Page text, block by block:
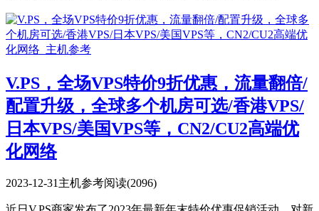
V.PS，全场VPS特价9折优惠，流量翻倍/
配置升级，全球多个机房可选/香港VPS/
日本VPS/美国VPS等，CN2/CU2高端优
化网络
2023-12-31主机参考阅读(2096)